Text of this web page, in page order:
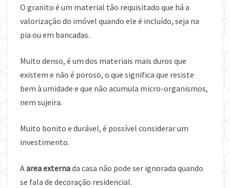
O granito é um material tão requisitado que há a
valorização do imóvel quando ele é incluído, seja na
pia ou em bancadas.
Muito denso, é um dos materiais mais duros que
existem e não é poroso, o que significa que resiste
bem à umidade e que não acumula micro-organismos,
nem sujeira.
Muito bonito e durável, é possível considerar um
investimento.
Aarea externada casa não pode ser ignorada quando
se fala de decoração residencial.